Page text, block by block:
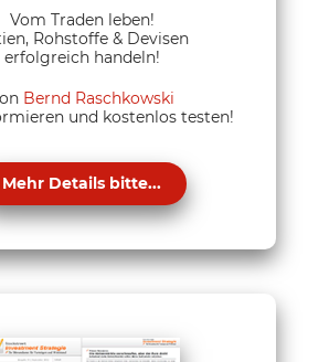
Vom Traden leben!
Rohstoffe & Devisen
erfolgreich handeln!
Bernd Raschkowski
und kostenlos testen!
Mehr Details bitte...